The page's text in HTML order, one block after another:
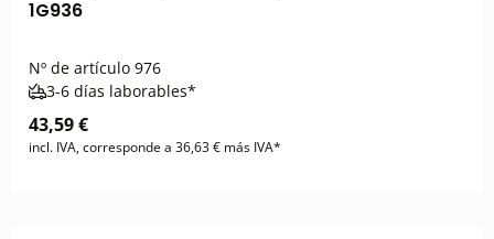
1G936
Nº de artículo 976
3-6 días laborables*
43,59 €
incl. IVA, corresponde a 36,63 € más IVA*